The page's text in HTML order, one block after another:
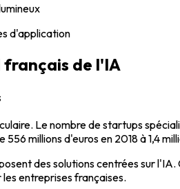
d'application
de l'IA
Le nombre de startups
millions d'euros en 2018 à 1,4
des solutions centrées sur
entreprises françaises.